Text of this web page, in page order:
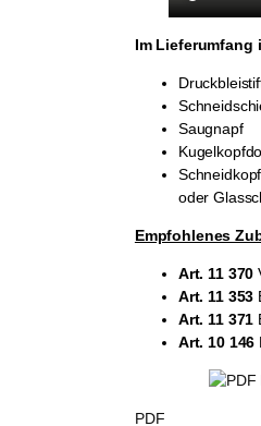
Im Lieferumfang
Saugnapf
oder
Empfohlenes
Art. 11 370
Art. 11 353
Art. 11 371
Art. 10 146
PDF